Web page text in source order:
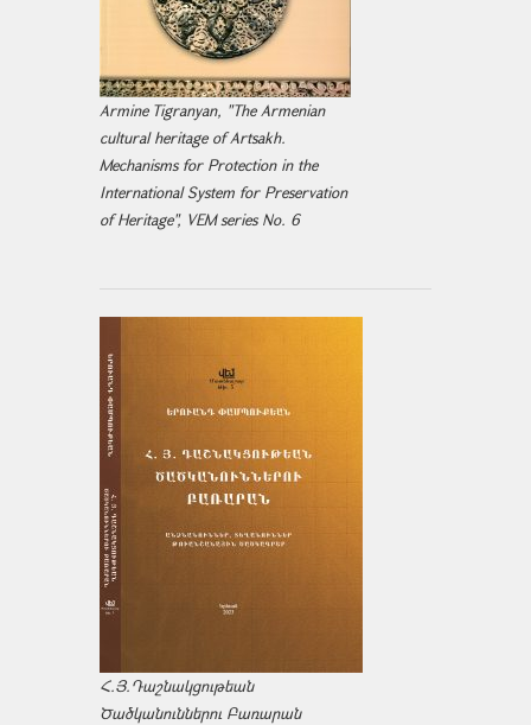
Armine Tigranyan, "The Armenian
cultural heritage of Artsakh.
Mechanisms for Protection in the
International System for Preservation
of Heritage", VEM series No. 6
Հ.Յ.Դաշնակցութեան
Ծածկանուններու Բառարան